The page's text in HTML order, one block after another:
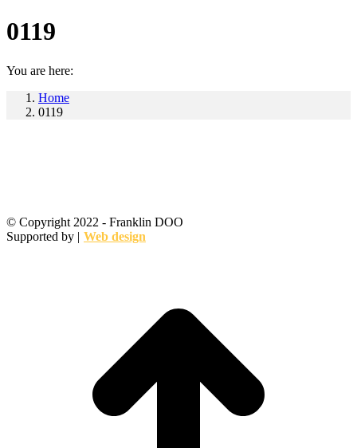
0119
You are here:
Home
0119
© Copyright 2022 - Franklin DOO
Supported by | Web design